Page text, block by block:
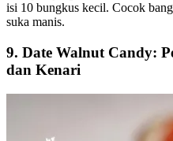
isi 10 bungkus kecil. Cocok
suka manis.
9. Date Walnut Candy:
dan Kenari